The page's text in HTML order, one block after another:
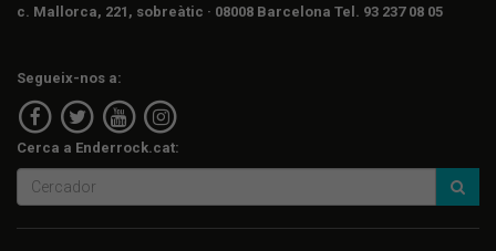
c. Mallorca, 221, sobreàtic · 08008 Barcelona Tel. 93 237 08 05
Segueix-nos a:
Cerca a Enderrock.cat: